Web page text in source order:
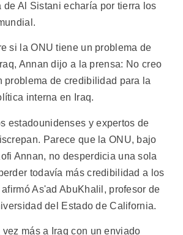
de Al Sistani echaría por tierra los
si la ONU tiene un problema de
Annan dijo a la prensa: No creo
problema de credibilidad para la
interna en Iraq.
estadounidenses y expertos de
Parece que la ONU, bajo
Annan, no desperdicia una sola
todavía más credibilidad a los
afirmó As'ad AbuKhalil, profesor de
del Estado de California.
vez más a Iraq con un enviado